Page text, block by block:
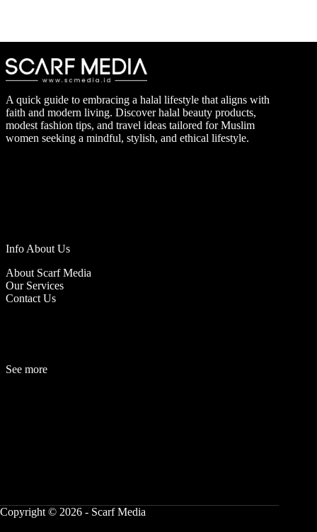
A quick guide to embracing a halal lifestyle that aligns with
faith and modern living. Discover halal beauty products,
modest fashion tips, and travel ideas tailored for Muslim
women seeking a mindful, stylish, and ethical lifestyle.
Info About Us
About Scarf Media
Our Services
Contact Us
See more
Copyright © 2026 - Scarf Media